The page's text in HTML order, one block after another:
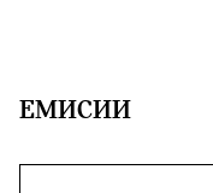
EМИСИИ